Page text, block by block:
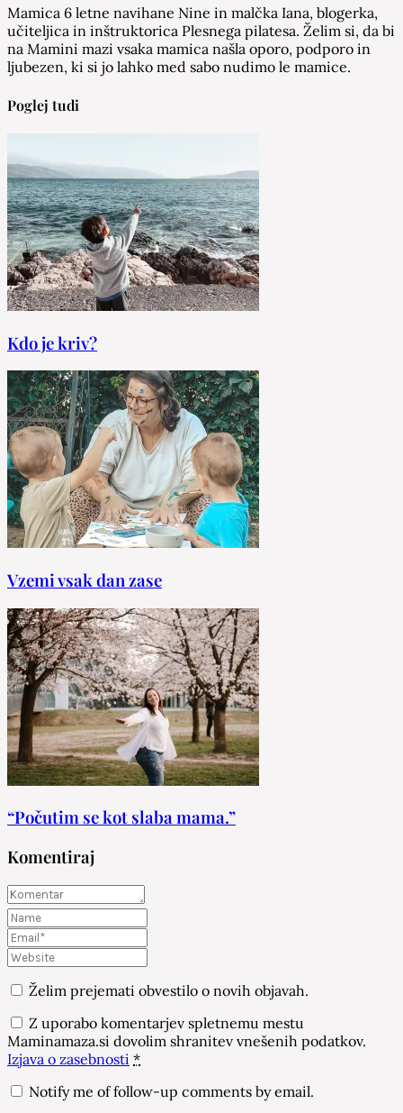
Mamica 6 letne navihane Nine in malčka Iana, blogerka,
učiteljica in inštruktorica Plesnega pilatesa. Želim si, da bi
na Mamini mazi vsaka mamica našla oporo, podporo in
ljubezen, ki si jo lahko med sabo nudimo le mamice.
Poglej tudi
Kdo je kriv?
Vzemi vsak dan zase
“Počutim se kot slaba mama.”
Komentiraj
Želim prejemati obvestilo o novih objavah.
Z uporabo komentarjev spletnemu mestu
Maminamaza.si dovolim shranitev vnešenih podatkov.
Izjava o zasebnosti *
Notify me of follow-up comments by email.